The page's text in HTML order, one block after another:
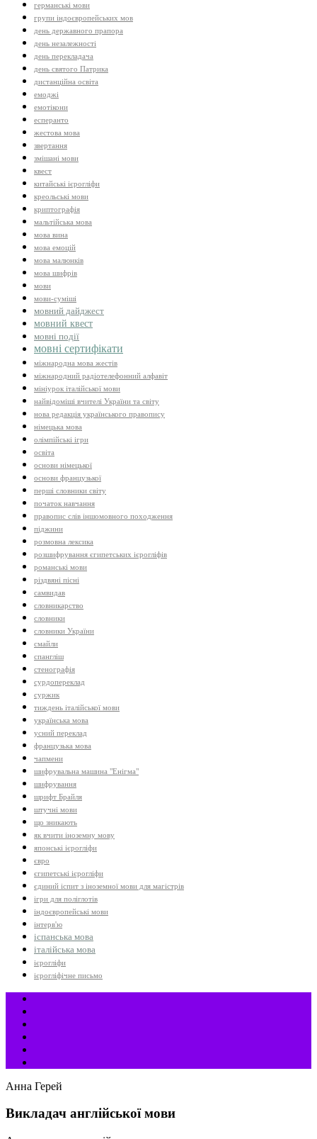
германські мови
групи індоєвропейських мов
день державного прапора
день незалежності
день перекладача
день святого Патрика
дистанційна освіта
емоджі
емотікони
есперанто
жестова мова
звертання
змішані мови
квест
китайські ієрогліфи
креольські мови
криптографія
мальтійська мова
мова вина
мова емоцій
мова малюнків
мова шифрів
мови
мови-суміші
мовний дайджест
мовний квест
мовні події
мовні сертифікати
міжнародна мова жестів
міжнародний радіотелефонний алфавіт
мініурок італійської мови
найвідоміші вчителі України та світу
нова редакція українського правопису
німецька мова
олімпійські ігри
освіта
основи німецької
основи французької
перші словники світу
початок навчання
правопис слів іншомовного походження
піджини
розмовна лексика
розшифрування єгипетських ієрогліфів
романські мови
різдвяні пісні
самвидав
словникарство
словники
словники України
смайли
спангліш
стенографія
сурдопереклад
суржик
тиждень італійської мови
українська мова
усний переклад
французька мова
чапмени
шифрувальна машина "Енігма"
шифрування
шрифт Брайля
штучні мови
що зникають
як вчити іноземну мову
японські ієрогліфи
євро
єгипетські ієрогліфи
єдиний іспит з іноземної мови для магістрів
ігри для поліглотів
індоєвропейські мови
інтерв'ю
іспанська мова
італійська мова
ієрогліфи
ієрогліфічне письмо
Анна Герей
Викладач англійської мови